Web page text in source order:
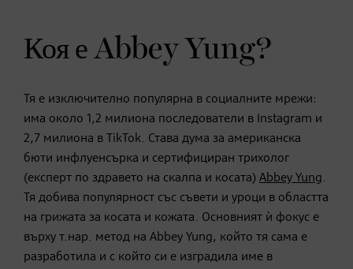
Коя е Abbey Yung?
Тя e изключително популярна в социалните мрежи:
има около 1,2 милиона последователи в Instagram и
2,7 милиона в TikTok. Става дума за американска
бюти инфлуенсърка и сертифициран трихолог
(експерт по здравето на скалпа и косата) Abbey Yung.
Тя добива популярност със съвети и уроци в областта
на грижата за косата и кожата. Основният ѝ фокус е
върху т.нар. метод на Abbey Yung, който тя сама е
разработила и с който си е изградила име в